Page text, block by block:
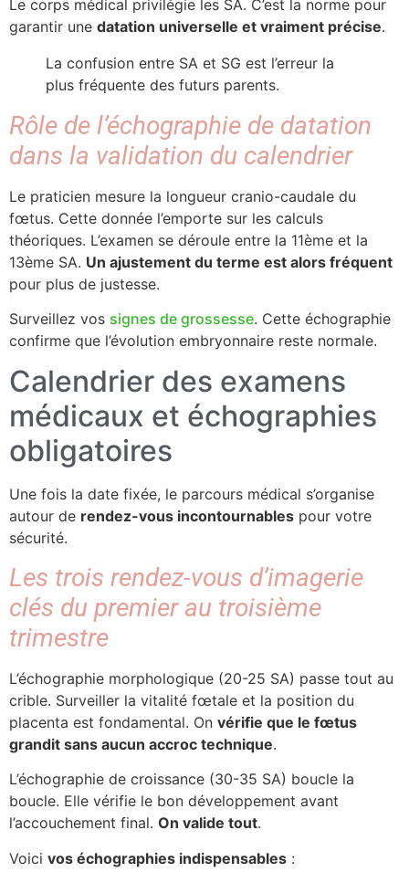
Le corps médical privilégie les SA. C’est la norme pour
garantir une datation universelle et vraiment précise.
La confusion entre SA et SG est l’erreur la
plus fréquente des futurs parents.
Rôle de l’échographie de datation
dans la validation du calendrier
Le praticien mesure la longueur cranio-caudale du
fœtus. Cette donnée l’emporte sur les calculs
théoriques. L’examen se déroule entre la 11ème et la
13ème SA. Un ajustement du terme est alors fréquent
pour plus de justesse.
Surveillez vos signes de grossesse. Cette échographie
confirme que l’évolution embryonnaire reste normale.
Calendrier des examens
médicaux et échographies
obligatoires
Une fois la date fixée, le parcours médical s’organise
autour de rendez-vous incontournables pour votre
sécurité.
Les trois rendez-vous d’imagerie
clés du premier au troisième
trimestre
L’échographie morphologique (20-25 SA) passe tout au
crible. Surveiller la vitalité fœtale et la position du
placenta est fondamental. On vérifie que le fœtus
grandit sans aucun accroc technique.
L’échographie de croissance (30-35 SA) boucle la
boucle. Elle vérifie le bon développement avant
l’accouchement final. On valide tout.
Voici vos échographies indispensables :